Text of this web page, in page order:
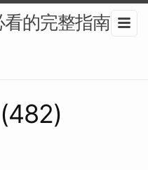
的完整指南-